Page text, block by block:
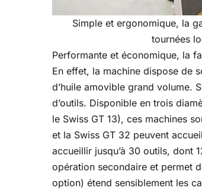
Simple et ergonomique, la
tournées
Performante et économique, la
En effet, la machine dispose de
d’huile amovible grand volume.
d’outils. Disponible en trois
le Swiss GT 13), ces machines
et la Swiss GT 32 peuvent
accueillir jusqu’à 30 outils, dont
opération secondaire et permet
option) étend sensiblement les